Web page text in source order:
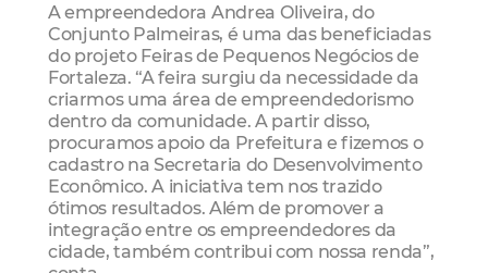
A empreendedora Andrea Oliveira, do
Conjunto Palmeiras, é uma das beneficiadas
do projeto Feiras de Pequenos Negócios de
Fortaleza. “A feira surgiu da necessidade da
criarmos uma área de empreendedorismo
dentro da comunidade. A partir disso,
procuramos apoio da Prefeitura e fizemos o
cadastro na Secretaria do Desenvolvimento
Econômico. A iniciativa tem nos trazido
ótimos resultados. Além de promover a
integração entre os empreendedores da
cidade, também contribui com nossa renda”,